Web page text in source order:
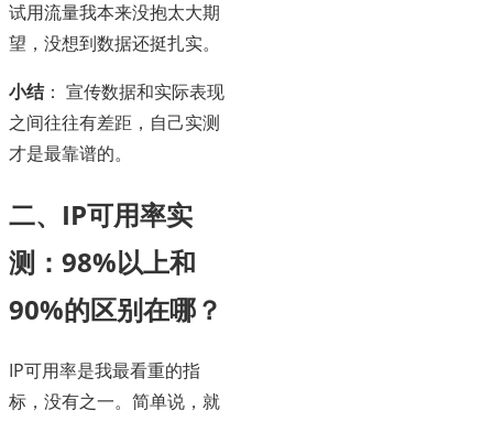
试用流量我本来没抱太大期
望，没想到数据还挺扎实。
小结： 宣传数据和实际表现
之间往往有差距，自己实测
才是最靠谱的。
二、IP可用率实
测：98%以上和
90%的区别在哪？
IP可用率是我最看重的指
标，没有之一。简单说，就